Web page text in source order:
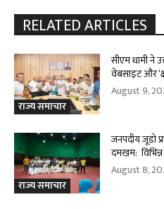
RELATED ARTICLES
राज्य समाचार
सीएम धामी ने
वेबसाइट और
August 9,
राज्य समाचार
जनपदीय जूडो
दमखम: विभिन्न
August 8,